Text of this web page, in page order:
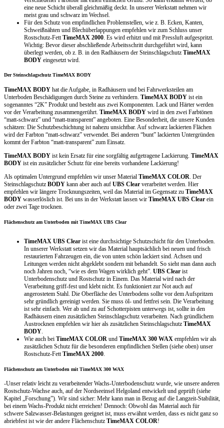
eine neue Schicht überall gleichmäßig deckt. In unserer Werkstatt nehmen wir
meist grau und schwarz im Wechsel.
Für den Schutz von empfindlichen Problemstellen, wie z. B. Ecken, Kanten,
Schweißnähten und Blechüberlappungen empfehlen wir zum Schluss unser
Rostschutz-Fett TimeMAX 2000 . Es wird erhitzt und mit Pressluft aufgespritzt.
Wichtig: Bevor dieser abschließende Arbeitsschritt durchgeführt wird, kann
überlegt werden, ob z. B. in den Radhäusern der Steinschlagschutz TimeMAX
BODY eingesetzt wird.
Der Steinschlagschutz TimeMAX BODY
TimeMAX BODY hat die Aufgabe, in Radhäusern und bei Fahrwerksteilen am
Unterboden Beschädigungen durch Steine zu verhindern. TimeMAX BODY ist ein
sogenanntes “2K” Produkt und besteht aus zwei Komponenten. Lack und Härter werden
vor der Verarbeitung zusammengerührt. TimeMAX BODY wird in den zwei Farbtönen
“matt-schwarz” und “matt-transparent” angeboten. Eine Besonderheit, die unsere Kunden
schätzen: Die Schutzbeschichtung ist nahezu unsichtbar. Auf schwarz lackierten Flächen
wird der Farbton “matt-schwarz” verwendet. Bei anderen “bunt” lackierten Untergründen
kommt der Farbton “matt-transparent” zum Einsatz.
TimeMAX BODY ist kein Ersatz für eine sorgfältig aufgetragene Lackierung. TimeMAX
BODY ist ein zusätzlicher Schutz für eine bereits vorhandene Lackierung!
Als optimalen Untergrund empfehlen wir unser Material TimeMAX COLOR. Der
Steinschlagschutz BODY kann aber auch auf UBS Clear verarbeitet werden. Hier
empfehlen wir längere Trocknungszeiten, weil das Material im Gegensatz zu TimeMAX
BODY wasserlöslich ist. Bei uns in der Werkstatt lassen wir TimeMAX UBS Clear ein
oder zwei Tage trocknen.
Flächenschutz am Unterboden mit TimeMAX UBS Clear
TimeMAX UBS Clear ist eine durchsichtige Schutzschicht für den Unterboden.
In unserer Werkstatt setzen wir das Material hauptsächlich bei neuen und frisch
restaurierten Fahrzeugen ein, die von unten schön lackiert sind. Achsen und
Leitungen werden nicht abgeklebt sondern mit behandelt. So sieht man dann auch
noch Jahren noch, “wie es dem Wagen wirklich geht”. UBS Clear ist
Unterbodenschutz und Rostschutz in Einem. Das Material wird nach der
Verarbeitung griff-fest und klebt nicht. Es funktioniert zur Not auch auf
angerostetem Stahl. Die Oberfläche des Unterbodens sollte vor dem Aufspritzen
sehr gründlich gereinigt werden. Sie muss öl- und fettfrei sein. Die Verarbeitung
ist sehr einfach. Wer ab und zu auf Schotterpisten unterwegs ist, sollte in den
Radhäusern einen zusätzlichen Steinschlagschutz verarbeiten. Nach gründlichem
Austrocknen empfehlen wir hier als zusätzlichen Steinschlagschutz TimeMAX
BODY.
Wie auch bei TimeMAX COLOR und TimeMAX 300 WAX empfehlen wir als
zusätzlichen Schutz für die besonderen empfindlichen Stellen (siehe oben) unser
Rostschutz-FettTimeMAX 2000.
Flächenschutz am Unterboden mit TimeMAX 300 WAX
-Unser relativ leicht zu verarbeitender Wachs-Unterbodenschutz wurde, wie unsere anderen
Rostschutz-Wachse auch, auf der Nordseeinsel Helgoland entwickelt und geprüft (siehe
Kapitel „Forschung”). Wir sind sicher: Mehr kann man in Bezug auf die Langzeit-Stabilität,
bei einem Wachs-Produkt nicht erreichen! Dennoch: Obwohl das Material auch für
schwere Salzwasser-Belastungen geeignet ist, muss erwähnt werden, dass es nicht ganz so
abriebfest ist wie der andere Flächenschutz TimeMAX COLOR!